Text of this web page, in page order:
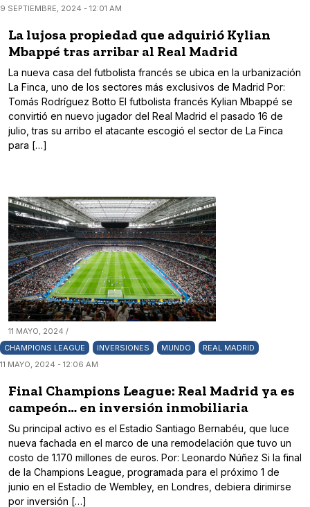
9 SEPTIEMBRE, 2024 - 12:01 AM
La lujosa propiedad que adquirió Kylian
Mbappé tras arribar al Real Madrid
La nueva casa del futbolista francés se ubica en la urbanización
La Finca, uno de los sectores más exclusivos de Madrid Por:
Tomás Rodríguez Botto El futbolista francés Kylian Mbappé se
convirtió en nuevo jugador del Real Madrid el pasado 16 de
julio, tras su arribo el atacante escogió el sector de La Finca
para […]
11 MAYO, 2024 /
CHAMPIONS LEAGUE
INVERSIONES MUNDO
REAL MADRID
11 MAYO, 2024 - 12:06 AM
Final Champions League: Real Madrid ya es
campeón… en inversión inmobiliaria
Su principal activo es el Estadio Santiago Bernabéu, que luce
nueva fachada en el marco de una remodelación que tuvo un
costo de 1.170 millones de euros. Por: Leonardo Núñez Si la final
de la Champions League, programada para el próximo 1 de
junio en el Estadio de Wembley, en Londres, debiera dirimirse
por inversión […]